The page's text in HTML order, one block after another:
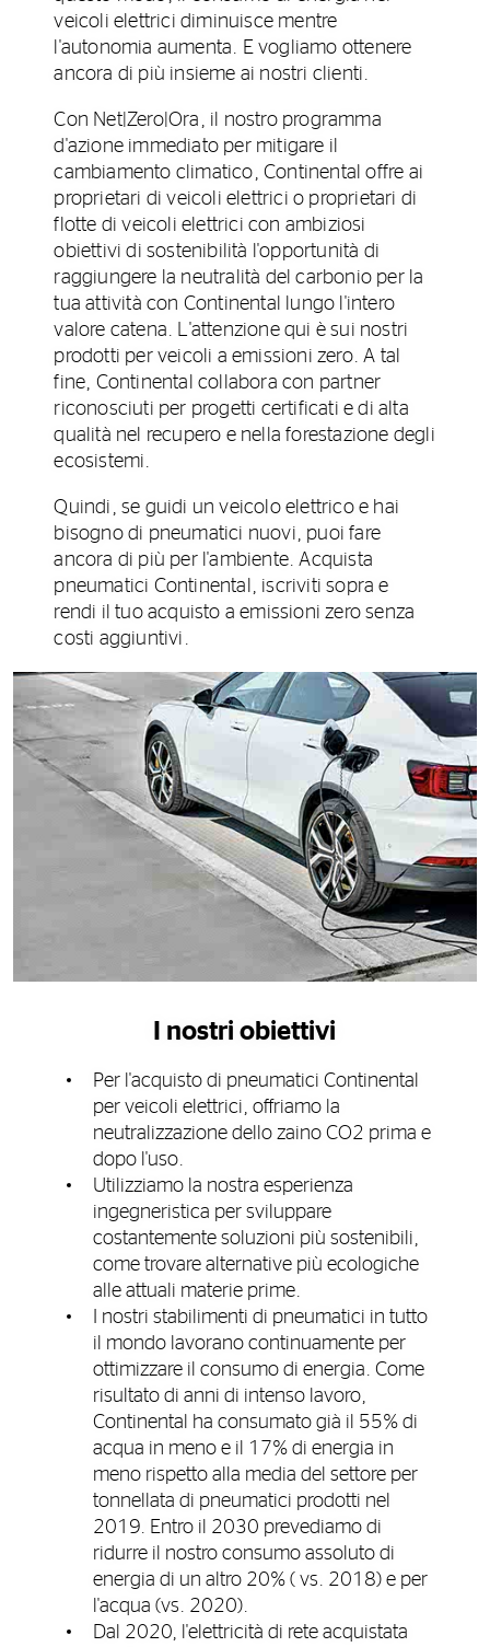
veicoli elettrici diminuisce mentre
l'autonomia aumenta. E vogliamo ottenere
ancora di più insieme ai nostri clienti.
Con Net|Zero|Ora, il nostro programma
d'azione immediato per mitigare il
cambiamento climatico, Continental offre ai
proprietari di veicoli elettrici o proprietari di
flotte di veicoli elettrici con ambiziosi
obiettivi di sostenibilità l'opportunità di
raggiungere la neutralità del carbonio per la
tua attività con Continental lungo l'intero
valore catena. L'attenzione qui è sui nostri
prodotti per veicoli a emissioni zero. A tal
fine, Continental collabora con partner
riconosciuti per progetti certificati e di alta
qualità nel recupero e nella forestazione degli
ecosistemi.
Quindi, se guidi un veicolo elettrico e hai
bisogno di pneumatici nuovi, puoi fare
ancora di più per l'ambiente. Acquista
pneumatici Continental, iscriviti sopra e
rendi il tuo acquisto a emissioni zero senza
costi aggiuntivi.
I nostri obiettivi
Per l'acquisto di pneumatici Continental
per veicoli elettrici, offriamo la
neutralizzazione dello zaino CO2 prima e
dopo l'uso.
Utilizziamo la nostra esperienza
ingegneristica per sviluppare
costantemente soluzioni più sostenibili,
come trovare alternative più ecologiche
alle attuali materie prime.
I nostri stabilimenti di pneumatici in tutto
il mondo lavorano continuamente per
ottimizzare il consumo di energia. Come
risultato di anni di intenso lavoro,
Continental ha consumato già il 55% di
acqua in meno e il 17% di energia in
meno rispetto alla media del settore per
tonnellata di pneumatici prodotti nel
2019. Entro il 2030 prevediamo di
ridurre il nostro consumo assoluto di
energia di un altro 20% ( vs. 2018) e per
l'acqua (vs. 2020).
Dal 2020, l'elettricità di rete acquistata